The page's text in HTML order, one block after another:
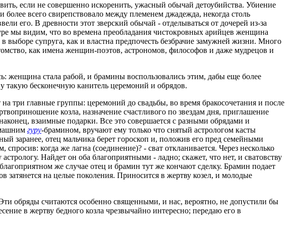
если не совершенно искоренить, ужасный обычай детоубийства. Убиение
всего свирепствовало между племенем джадежда, некогда столь
его. В древности этот зверский обычай - отделываться от дочерей из-за
мы видим, что во времена преобладания чистокровных арийцев женщина
супруга, как и властна предпочесть безбрачие замужней жизни. Много
как имена женщин-поэтов, астрономов, философов и даже мудрецов и
женщина стала рабой, и брамины воспользовались этим, дабы еще более
такую бесконечную канитель церемоний и обрядов.
главные группы: церемоний до свадьбы, во время бракосочетания и после
козла, назначение счастливого по звездам дня, приглашение
взаимные подарки. Все это совершается с разными обрядами и
гуру-брамином, вручают ему только что снятый астрологом касты
заранее, отец мальчика берет гороскоп и, положив его пред семейными
когда же лагна (соединение)? - сват откланивается. Через несколько
Найдет он оба благоприятными - ладно; скажет, что нет, и сватовству
же случае отец и брамин тут же кончают сделку. Брамин подает
затянется на целые поколения. Приносится в жертву козел, и молодые
обряды считаются особенно священными, и нас, вероятно, не допустили бы
в жертву бедного козла чрезвычайно интересно; передаю его в